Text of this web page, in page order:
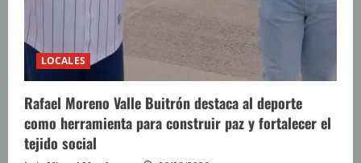
LOCALES
Rafael Moreno Valle Buitrón destaca al deporte
como herramienta para construir paz y fortalecer el
tejido social